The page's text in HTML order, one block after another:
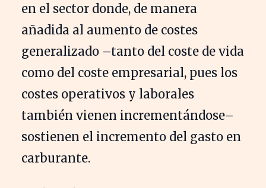
en el sector donde, de manera
añadida al aumento de costes
generalizado –tanto del coste de vida
como del coste empresarial, pues los
costes operativos y laborales
también vienen incrementándose–
sostienen el incremento del gasto en
carburante.